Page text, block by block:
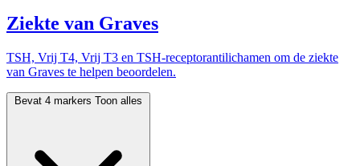
Ziekte van Graves
TSH, Vrij T4, Vrij T3 en TSH-receptorantilichamen om de ziekte
van Graves te helpen beoordelen.
Bevat 4 markers Toon alles